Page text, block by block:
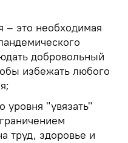
– это необходимая
добровольный
избежать любого
уровня "увязать"
труд, здоровье и